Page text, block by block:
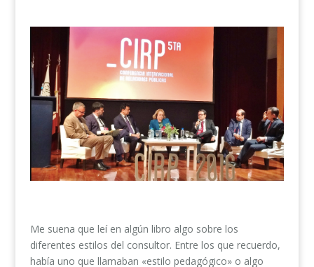
Me suena que leí en algún libro algo sobre los
diferentes estilos del consultor. Entre los que recuerdo,
había uno que llamaban «estilo pedagógico» o algo